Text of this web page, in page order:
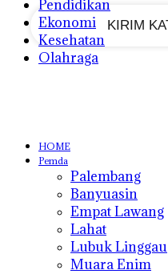
Pendidikan
Ekonomi
Kesehatan
Olahraga
HOME
Pemda
Palembang
Banyuasin
Empat Lawang
Lahat
Lubuk Linggau
Muara Enim